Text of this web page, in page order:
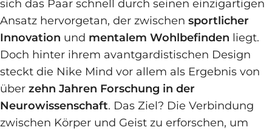
sich das Paar schnell durch seinen einzigartigen
Ansatz hervorgetan, der zwischen sportlicher
Innovation und mentalem Wohlbefinden liegt.
Doch hinter ihrem avantgardistischen Design
steckt die Nike Mind vor allem als Ergebnis von
über zehn Jahren Forschung in der
Neurowissenschaft. Das Ziel? Die Verbindung
zwischen Körper und Geist zu erforschen, um